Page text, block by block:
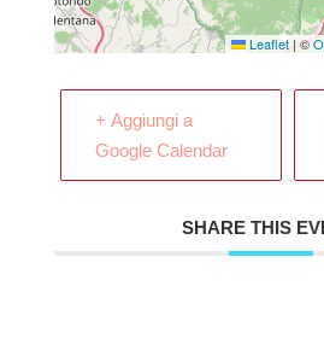
Leaflet |©
+ Aggiungi a
Google Calendar
SHARE THIS